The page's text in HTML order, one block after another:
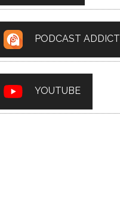
PODCAST ADDICT
YOUTUBE